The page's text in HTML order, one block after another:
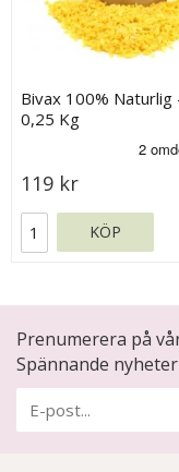
Bivax 100% Naturlig
0,25 Kg
119 kr
KÖP
Prenumerera på
Spännande